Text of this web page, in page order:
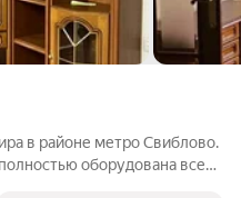
в районе метро Свиблово.
оборудована всей